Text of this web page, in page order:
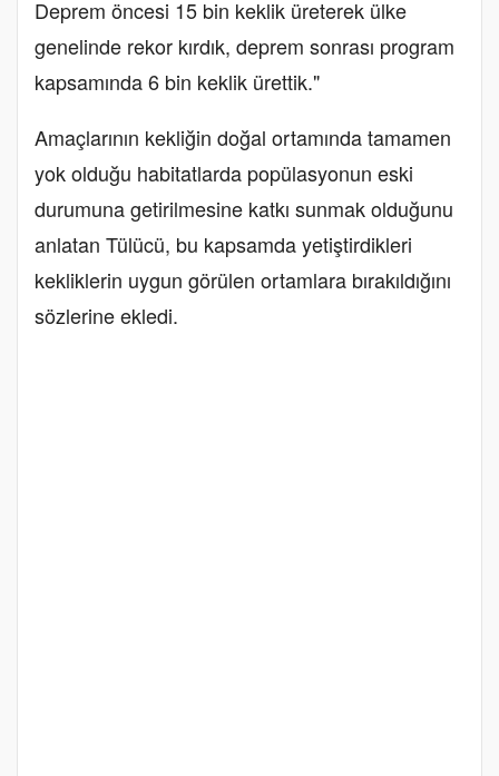
Deprem öncesi 15 bin keklik üreterek ülke
genelinde rekor kırdık, deprem sonrası program
kapsamında 6 bin keklik ürettik."
Amaçlarının kekliğin doğal ortamında tamamen
yok olduğu habitatlarda popülasyonun eski
durumuna getirilmesine katkı sunmak olduğunu
anlatan Tülücü, bu kapsamda yetiştirdikleri
kekliklerin uygun görülen ortamlara bırakıldığını
sözlerine ekledi.